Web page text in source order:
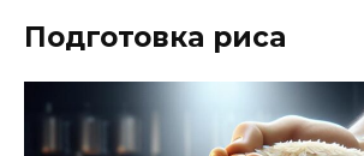
Подготовка риса